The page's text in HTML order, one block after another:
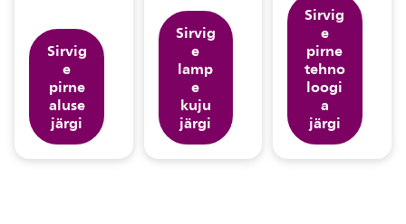
Sirvig
e
pirne
aluse
järgi
Sirvig
e
lamp
e
kuju
järgi
Sirvig
e
pirne
tehno
loogi
a
järgi